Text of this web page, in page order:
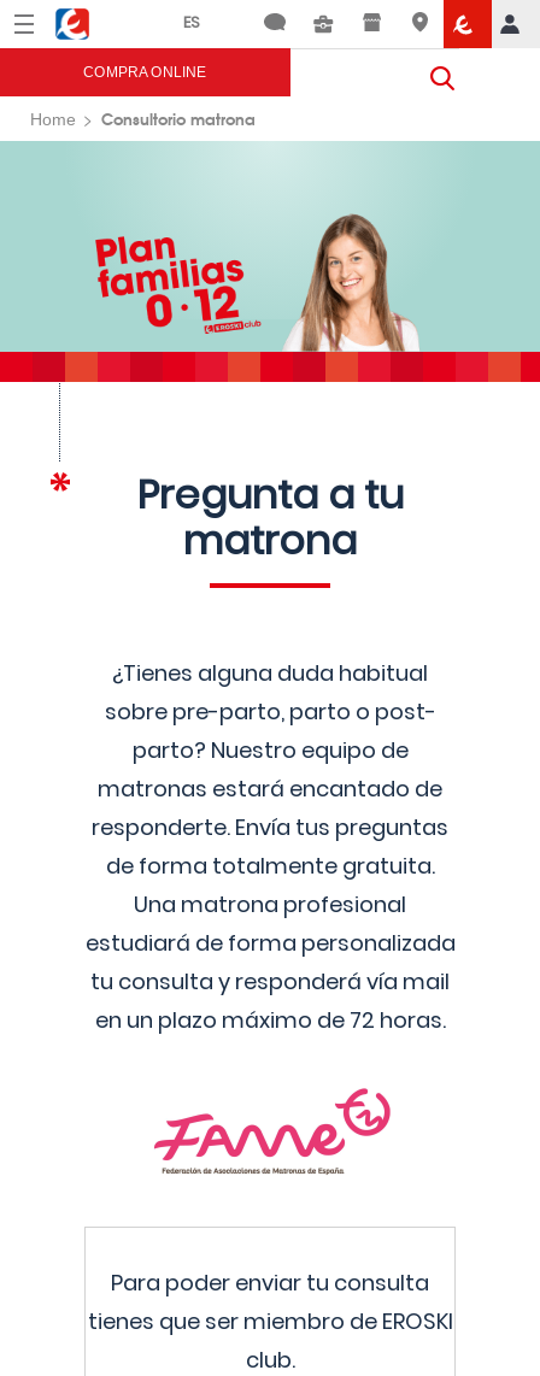
Menú Eroski
COMPRA ONLINE
Home Consultorio matrona
Pregunta a tu
matrona
¿Tienes alguna duda habitual
sobre pre-parto, parto o post-
parto? Nuestro equipo de
matronas estará encantado de
responderte. Envía tus preguntas
de forma totalmente gratuita.
Una matrona profesional
estudiará de forma personalizada
tu consulta y responderá vía mail
en un plazo máximo de 72 horas.
Para poder enviar tu consulta
tienes que ser miembro de EROSKI
club.